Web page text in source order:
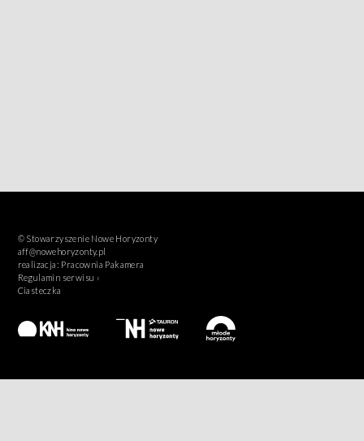
© Stowarzyszenie Nowe Horyzonty
aff@nowehoryzonty.pl
realizacja: Pracownia Pakamera
Regulamin serwisu ›
Ciasteczka